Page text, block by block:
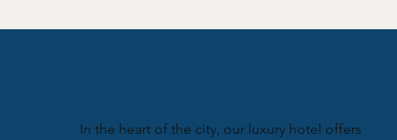
In the heart of the city, our luxury hotel offers